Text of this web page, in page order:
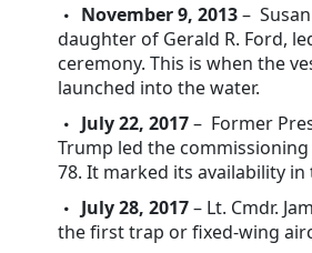
November 9, 2013–
daughter of Gerald R. Ford,
ceremony. This is when the
launched into the water.
July 22, 2017– Former
Trump led the commissioning
78. It marked its availability in
July 28, 2017– Lt. Cmdr.
the first trap or fixed-wing